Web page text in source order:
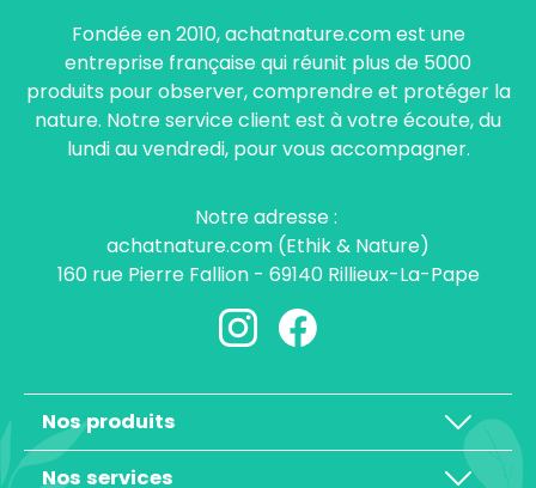
Fondée en 2010, achatnature.com est une
entreprise française qui réunit plus de 5000
produits pour observer, comprendre et protéger la
nature. Notre service client est à votre écoute, du
lundi au vendredi, pour vous accompagner.
Notre adresse :
achatnature.com (Ethik & Nature)
160 rue Pierre Fallion - 69140 Rillieux-La-Pape
Nos produits
Nos services